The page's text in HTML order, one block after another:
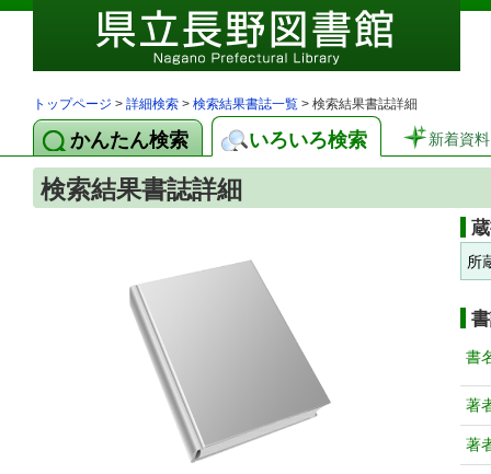
トップページ > 詳細検索 > 検索結果書誌一覧 > 検索結果書誌詳細
かんたん検索 いろいろ検索 新着資料
検索結果書誌詳細
所
書
著
著